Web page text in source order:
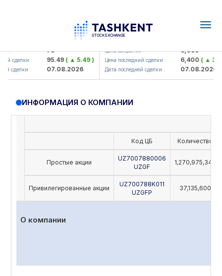
: 79
сделки : 95.49( ▲ 5.49 )
сделки : 07.08.2026
UZMK (<O'zmetkombinat> AJ)
Цена закрытия : 6,099
Цена последний сделки : 6,400( ▲
Дата последней сделки : 07.08.2026
ИНФОРМАЦИЯ О КОМПАНИИ
Код ЦБ Количество
Простые акции
UZ7007880006
UZGF
1,270,975,342
Привилегированные акции
UZ700788K011
UZGFP
37,135,600
О компании